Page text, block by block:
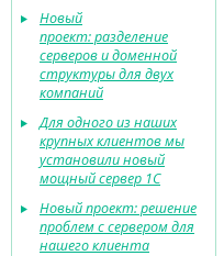
Новый
проект: разделение
серверов и доменной
структуры для двух
компаний
Для одного из наших
крупных клиентов мы
установили новый
мощный сервер 1С
Новый проект: решение
проблем с сервером для
нашего клиента